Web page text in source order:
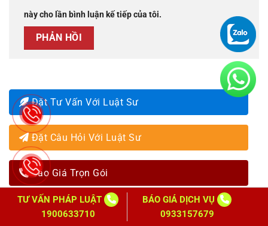
này cho lần bình luận kế tiếp của tôi.
Đặt Tư Vấn Với Luật Sư
Đặt Câu Hỏi Với Luật Sư
Báo Giá Trọn Gói
TƯ VẤN PHÁP LUẬT
1900633710
BÁO GIÁ DỊCH VỤ
0933157679